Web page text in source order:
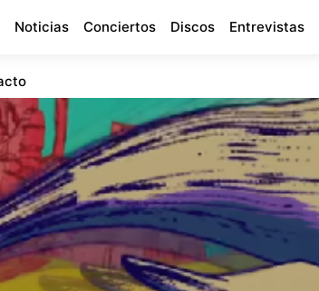
Noticias Conciertos Discos Entrevistas